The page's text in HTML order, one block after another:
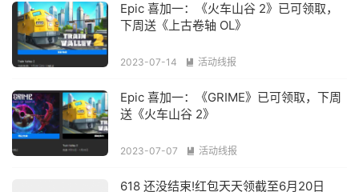
Epic 喜加一：《火车山谷 2》已可领取，
下周送《上古卷轴 OL》
2023-07-14  活动线报
Epic 喜加一：《GRIME》已可领取，下周
送《火车山谷 2》
2023-07-07  活动线报
618 还没结束!红包天天领截至6月20日